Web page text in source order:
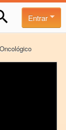
Entrar